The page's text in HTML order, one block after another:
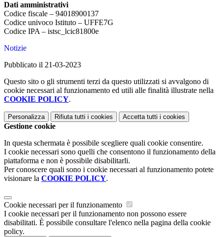
Dati amministrativi
Codice fiscale – 94018900137
Codice univoco Istituto – UFFE7G
Codice IPA – istsc_lcic81800e
Notizie
Pubblicato il 21-03-2023
Questo sito o gli strumenti terzi da questo utilizzati si avvalgono di
cookie necessari al funzionamento ed utili alle finalità illustrate nella
COOKIE POLICY.
Personalizza Rifiuta tutti i cookies Accetta tutti i cookies
Gestione cookie
In questa schermata è possibile scegliere quali cookie consentire.
I cookie necessari sono quelli che consentono il funzionamento della
piattaforma e non è possibile disabilitarli.
Per conoscere quali sono i cookie necessari al funzionamento potete
visionare la COOKIE POLICY.
Cookie necessari per il funzionamento
I cookie necessari per il funzionamento non possono essere
disabilitati. È possibile consultare l'elenco nella pagina della cookie
policy.